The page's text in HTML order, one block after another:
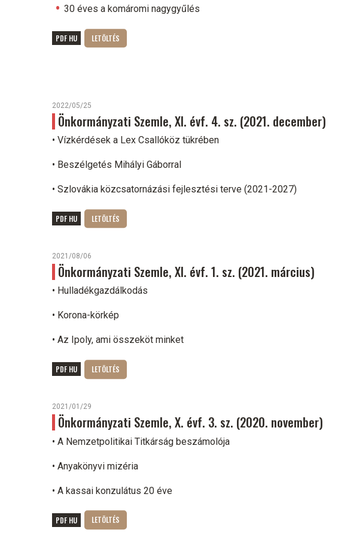
30 éves a komáromi nagygyűlés
PDF HU
2022/05/25
Önkormányzati Szemle, XI. évf. 4. sz. (2021. december)
• Vízkérdések a Lex Csallóköz tükrében
• Beszélgetés Mihályi Gáborral
• Szlovákia közcsatornázási fejlesztési terve (2021-2027)
PDF HU
2021/08/06
Önkormányzati Szemle, XI. évf. 1. sz. (2021. március)
• Hulladékgazdálkodás
• Korona-körkép
• Az Ipoly, ami összeköt minket
PDF HU
2021/01/29
Önkormányzati Szemle, X. évf. 3. sz. (2020. november)
• A Nemzetpolitikai Titkárság beszámolója
• Anyakönyvi mizéria
• A kassai konzulátus 20 éve
PDF HU